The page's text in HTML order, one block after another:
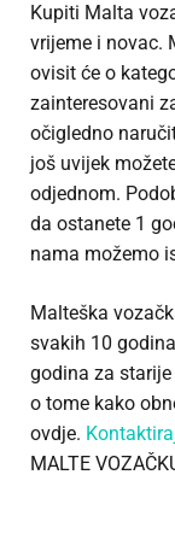
Kupiti Malta
vrijeme i novac.
ovisit će o
zainteresovani
očigledno
još uvijek
odjednom.
da ostanete 1
nama možemo
Malteška
svakih 10
godina za
o tome kako
ovdje.
MALTE